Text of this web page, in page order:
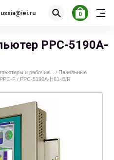
0
PPC-5190A-
и рабочие... / Панельные
F / PPC-5190A-H61-i5/R